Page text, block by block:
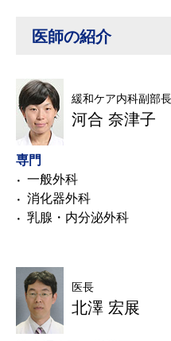
医師の紹介
緩和ケア内科副部長
河合 奈津子
専門
一般外科
消化器外科
乳腺・内分泌外科
医長
北澤 宏展